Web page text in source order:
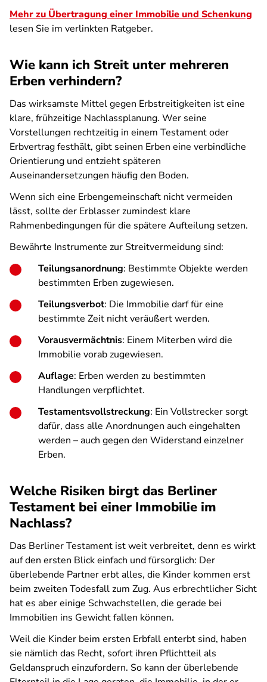
Mehr zu Übertragung einer Immobilie und Schenkung
lesen Sie im verlinkten Ratgeber.
Wie kann ich Streit unter mehreren
Erben verhindern?
Das wirksamste Mittel gegen Erbstreitigkeiten ist eine
klare, frühzeitige Nachlassplanung. Wer seine
Vorstellungen rechtzeitig in einem Testament oder
Erbvertrag festhält, gibt seinen Erben eine verbindliche
Orientierung und entzieht späteren
Auseinandersetzungen häufig den Boden.
Wenn sich eine Erbengemeinschaft nicht vermeiden
lässt, sollte der Erblasser zumindest klare
Rahmenbedingungen für die spätere Aufteilung setzen.
Bewährte Instrumente zur Streitvermeidung sind:
Teilungsanordnung: Bestimmte Objekte werden
bestimmten Erben zugewiesen.
Teilungsverbot: Die Immobilie darf für eine
bestimmte Zeit nicht veräußert werden.
Vorausvermächtnis: Einem Miterben wird die
Immobilie vorab zugewiesen.
Auflage: Erben werden zu bestimmten
Handlungen verpflichtet.
Testamentsvollstreckung: Ein Vollstrecker sorgt
dafür, dass alle Anordnungen auch eingehalten
werden – auch gegen den Widerstand einzelner
Erben.
Welche Risiken birgt das Berliner
Testament bei einer Immobilie im
Nachlass?
Das Berliner Testament ist weit verbreitet, denn es wirkt
auf den ersten Blick einfach und fürsorglich: Der
überlebende Partner erbt alles, die Kinder kommen erst
beim zweiten Todesfall zum Zug. Aus erbrechtlicher Sicht
hat es aber einige Schwachstellen, die gerade bei
Immobilien ins Gewicht fallen können.
Weil die Kinder beim ersten Erbfall enterbt sind, haben
sie nämlich das Recht, sofort ihren Pflichtteil als
Geldanspruch einzufordern. So kann der überlebende